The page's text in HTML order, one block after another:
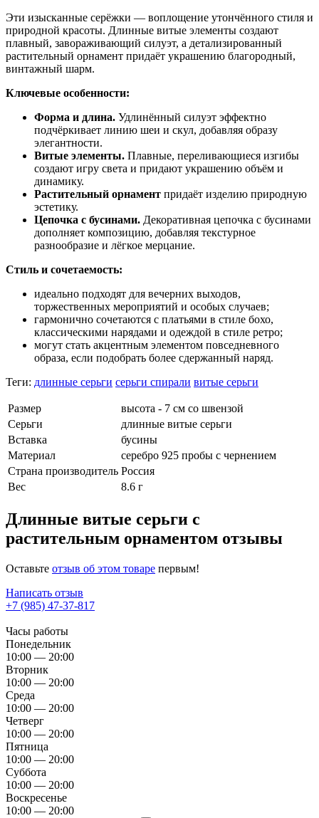
Эти изысканные серёжки — воплощение утончённого стиля и
природной красоты. Длинные витые элементы создают
плавный, завораживающий силуэт, а детализированный
растительный орнамент придаёт украшению благородный,
винтажный шарм.
Ключевые особенности:
Форма и длина. Удлинённый силуэт эффектно
подчёркивает линию шеи и скул, добавляя образу
элегантности.
Витые элементы. Плавные, переливающиеся изгибы
создают игру света и придают украшению объём и
динамику.
Растительный орнамент придаёт изделию природную
эстетику.
Цепочка с бусинами. Декоративная цепочка с бусинами
дополняет композицию, добавляя текстурное
разнообразие и лёгкое мерцание.
Стиль и сочетаемость:
идеально подходят для вечерних выходов,
торжественных мероприятий и особых случаев;
гармонично сочетаются с платьями в стиле бохо,
классическими нарядами и одеждой в стиле ретро;
могут стать акцентным элементом повседневного
образа, если подобрать более сдержанный наряд.
Теги: длинные серьги серьги спирали витые серьги
Размер
высота - 7 см со швензой
Серьги
длинные витые серьги
Вставка
бусины
Материал
серебро 925 пробы с чернением
Страна производитель Россия
Вес
8.6 г
Длинные витые серьги с
растительным орнаментом отзывы
Оставьте отзыв об этом товаре первым!
Написать отзыв
+7 (985) 47-37-817
Часы работы
Понедельник
10:00 — 20:00
Вторник
10:00 — 20:00
Среда
10:00 — 20:00
Четверг
10:00 — 20:00
Пятница
10:00 — 20:00
Суббота
10:00 — 20:00
Воскресенье
10:00 — 20:00